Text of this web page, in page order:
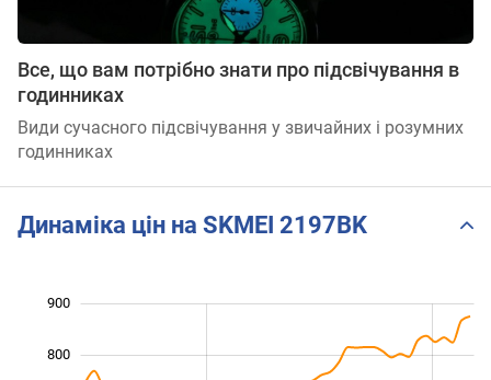
Все, що вам потрібно знати про підсвічування в
годинниках
Види сучасного підсвічування у звичайних і розумних
годинниках
Динаміка цін на SKMEI 2197BK
800
900